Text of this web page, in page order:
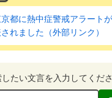
都に熱中症警戒アラート
れました（外部リンク）
したい文言を入力してくだ